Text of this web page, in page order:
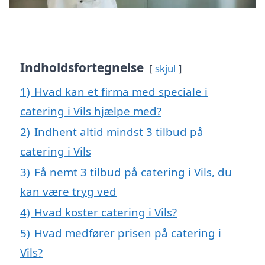
Indholdsfortegnelse skjul
1) Hvad kan et firma med speciale i
catering i Vils hjælpe med?
2) Indhent altid mindst 3 tilbud på
catering i Vils
3) Få nemt 3 tilbud på catering i Vils, du
kan være tryg ved
4) Hvad koster catering i Vils?
5) Hvad medfører prisen på catering i
Vils?